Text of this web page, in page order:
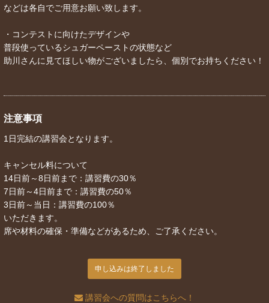
などは各自でご用意お願い致します。
・コンテストに向けたデザインや
普段使っているシュガーペーストの状態など
助川さんに見てほしい物がございましたら、個別でお持ちください！
注意事項
1日完結の講習会となります。
キャンセル料について
14日前～8日前まで：講習費の30％
7日前～4日前まで：講習費の50％
3日前～当日：講習費の100％
いただきます。
席や材料の確保・準備などがあるため、ご了承ください。
申し込みは終了しました
講習会への質問はこちらへ！